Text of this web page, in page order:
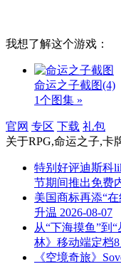
我想了解这个游戏：
命运之子截图(4)
1个图集 »
官网 专区 下载 礼包
关于RPG,命运之子,卡
特别好评迪斯科
节期间推出免费
美国商标再添“
升温 2026-08-07
从“下海摸鱼”到
林》移动端定档8
《空境奇旅》